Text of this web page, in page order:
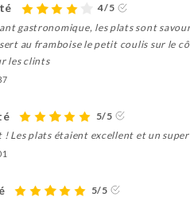
4/5
gastronomique, les plats sont
au framboise le petit coulis sur le
les clints
5/5
Les plats étaient excellent et un
5/5